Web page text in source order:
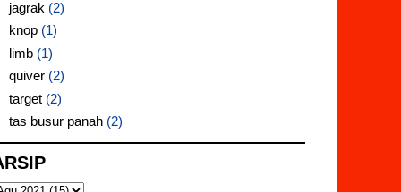
jagrak (2)
knop (1)
limb (1)
quiver (2)
target (2)
tas busur panah (2)